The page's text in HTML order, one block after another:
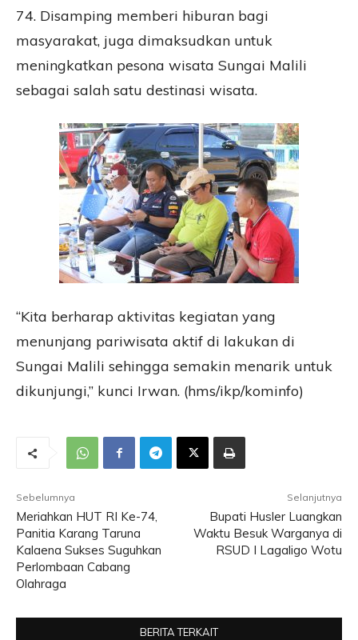
74. Disamping memberi hiburan bagi
masyarakat, juga dimaksudkan untuk
meningkatkan pesona wisata Sungai Malili
sebagai salah satu destinasi wisata.
“Kita berharap aktivitas kegiatan yang
menunjang pariwisata aktif di lakukan di
Sungai Malili sehingga semakin menarik untuk
dikunjungi,” kunci Irwan. (hms/ikp/kominfo)
Sebelumnya
Meriahkan HUT RI Ke-74,
Panitia Karang Taruna
Kalaena Sukses Suguhkan
Perlombaan Cabang
Olahraga
Selanjutnya
Bupati Husler Luangkan
Waktu Besuk Warganya di
RSUD I Lagaligo Wotu
BERITA TERKAIT